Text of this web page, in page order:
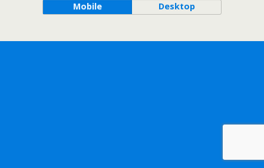
Mobile Desktop